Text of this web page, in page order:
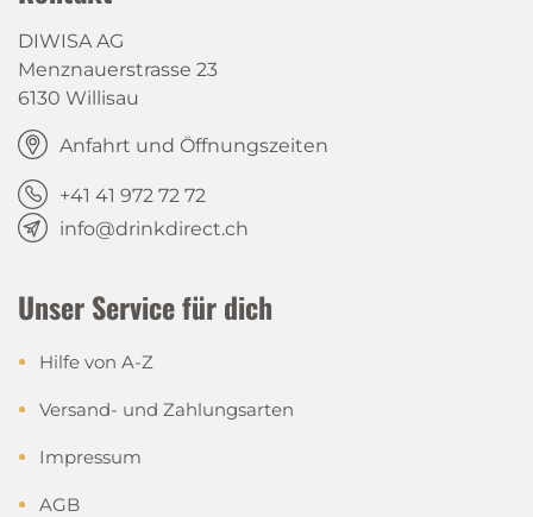
DIWISA AG
Menznauerstrasse 23
6130 Willisau
Anfahrt und Öffnungszeiten
+41 41 972 72 72
info@drinkdirect.ch
Unser Service für dich
Hilfe von A-Z
Versand- und Zahlungsarten
Impressum
AGB